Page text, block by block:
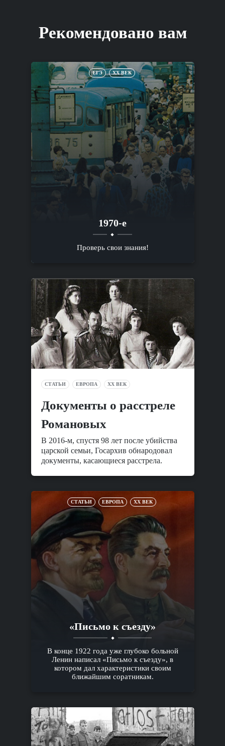
Рекомендовано вам
ЕГЭ XX ВЕК
1970-е
Проверь свои знания!
СТАТЬИ ЕВРОПА XX ВЕК
Документы о расстреле
Романовых
В 2016-м, спустя 98 лет после убийства
царской семьи, Госархив обнародовал
документы, касающиеся расстрела.
СТАТЬИ ЕВРОПА XX ВЕК
«Письмо к съезду»
В конце 1922 года уже глубоко больной
Ленин написал «Письмо к съезду», в
котором дал характеристики своим
ближайшим соратникам.